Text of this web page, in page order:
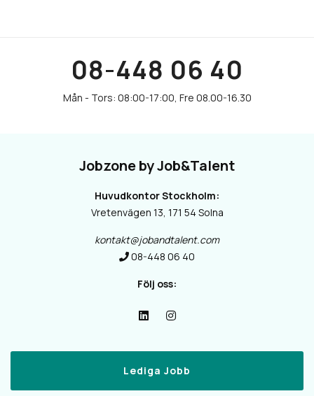
08-448 06 40
Jobzone by Job&Talent
Huvudkontor Stockholm:
Vretenvägen 13, 171 54 Solna
kontakt@jobandtalent.com
08-448 06 40
Följ oss:
Lediga Jobb